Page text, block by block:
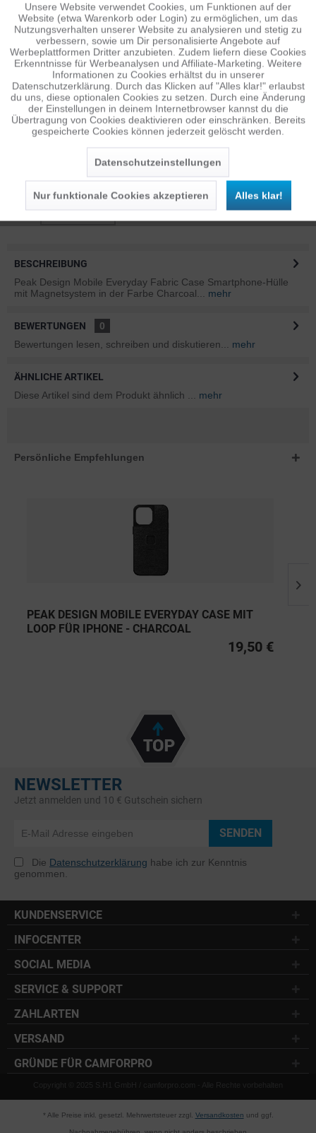
PEAK DESIGN MOBILE WALL MOUNT...
Aufpreis
PEAK DESIGN MOBILE WALLET STAND...
Aufpreis: 29,50 €*
BESCHREIBUNG
Peak Design Mobile Everyday Fabric Case Smartphone-Hülle
mit Magnetsystem in der Farbe Charcoal...
mehr
BEWERTUNGEN
0
Bewertungen lesen, schreiben und diskutieren...
mehr
ÄHNLICHE ARTIKEL
Diese Artikel sind dem Produkt ähnlich ...
mehr
Persönliche Empfehlungen
PEAK DESIGN MOBILE EVERYDAY CASE MIT
LOOP FÜR IPHONE - CHARCOAL
19,50 €
NEWSLETTER
Jetzt anmelden und 10 € Gutschein sichern
SENDEN
Die Datenschutzerklärung habe ich zur Kenntnis
genommen.
KUNDENSERVICE
INFOCENTER
SOCIAL MEDIA
SERVICE & SUPPORT
ZAHLARTEN
VERSAND
GRÜNDE FÜR CAMFORPRO
Copyright © 2025 S.H1 GmbH / camforpro.com - Alle Rechte vorbehalten
* Alle Preise inkl. gesetzl. Mehrwertsteuer zzgl. Versandkosten und ggf.
Funktionale Aktiv
Tracking Inaktiv
Personalisierung Inaktiv
Service Inaktiv
Unsere Website verwendet Cookies, um Funktionen auf der
Website (etwa Warenkorb oder Login) zu ermöglichen, um das
Nutzungsverhalten unserer Website zu analysieren und stetig zu
verbessern, sowie um Dir personalisierte Angebote auf
Werbeplattformen Dritter anzubieten. Zudem liefern diese Cookies
Erkenntnisse für Werbeanalysen und Affiliate-Marketing. Weitere
Informationen zu Cookies erhältst du in unserer
Datenschutzerklärung. Durch das Klicken auf "Alles klar!" erlaubst
du uns, diese optionalen Cookies zu setzen. Durch eine Änderung
der Einstellungen in deinem Internetbrowser kannst du die
Übertragung von Cookies deaktivieren oder einschränken. Bereits
gespeicherte Cookies können jederzeit gelöscht werden.
Datenschutzeinstellungen
Nur funktionale Cookies akzeptieren Alles klar!